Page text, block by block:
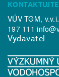
VÚV TGM,
197 111
Vydavatel